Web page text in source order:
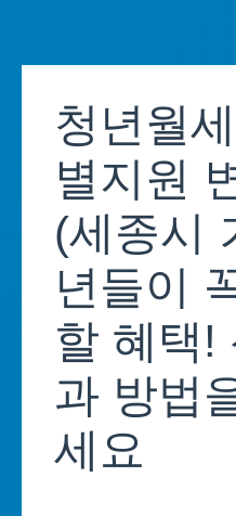
content청년월
별지원
(세종시
년들이
할 혜택!
과 방법
세요